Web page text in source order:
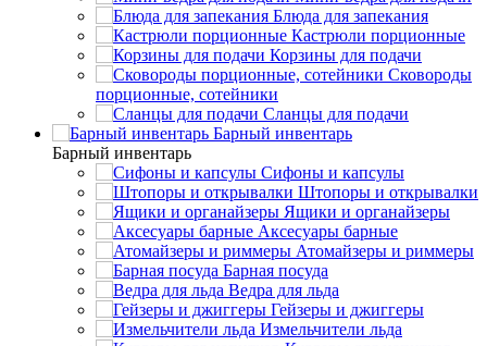
Блюда для запекания
Кастрюли порционные
Корзины для подачи
Сковороды
порционные, сотейники
Сланцы для подачи
Барный инвентарь
Барный инвентарь
Сифоны и капсулы
Штопоры и открывалки
Ящики и органайзеры
Аксесуары барные
Атомайзеры и риммеры
Барная посуда
Ведра для льда
Гейзеры и джиггеры
Измельчители льда